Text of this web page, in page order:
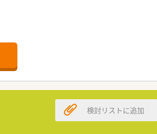
。
検討リストに追加